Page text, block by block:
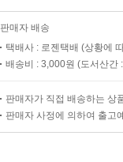
판매자 배송
택배사 : 로젠택배 (상황에
배송비 : 3,000원 (도서산간
판매자가 직접 배송하는 상
판매자 사정에 의하여 출고